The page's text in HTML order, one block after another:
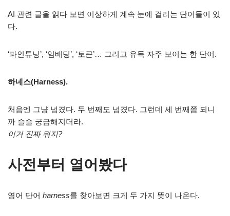
AI 관련 글을 읽다 보면 이상하게 계속 눈에 걸리는 단어들이 있
다.
‘파인튜닝’, ‘임베딩’, ‘토큰’… 그리고 유독 자주 보이는 한 단어.
하네스(Harness).
처음엔 그냥 넘겼다. 두 번째도 넘겼다. 그런데 세 번째쯤 되니
까 슬슬 궁금해지더라.
이거 진짜 뭐지?
사전부터 열어봤다
영어 단어 harness를 찾아보면 크게 두 가지 뜻이 나온다.